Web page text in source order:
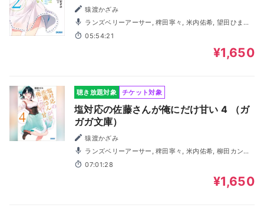
猿渡かざみ
園田れい, 柳田カンナ, 小田切優衣, 藤井隼, 小田柿悠太
05:54:21
¥1,650
聴き放題対象 チケット対象
塩対応の佐藤さんが俺にだけ甘い 4 （ガ
ガガ文庫）
猿渡かざみ
小田切優衣, 藤井隼, 小田柿悠太, 山本真綺, 池田百々香, 三波
春香07:01:28
¥1,650